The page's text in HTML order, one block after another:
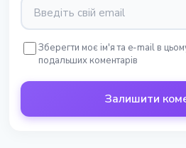
Зберегти моє ім'я та e-mail в
подальших коментарів
Залишити